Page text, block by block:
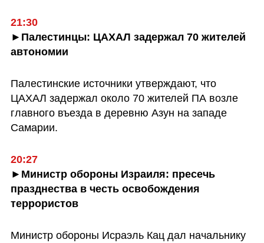
21:30
►Палестинцы: ЦАХАЛ задержал 70 жителей
автономии
Палестинские источники утверждают, что
ЦАХАЛ задержал около 70 жителей ПА возле
главного въезда в деревню Азун на западе
Самарии.
20:27
►Министр обороны Израиля: пресечь
празднества в честь освобождения
террористов
Министр обороны Исраэль Кац дал начальнику